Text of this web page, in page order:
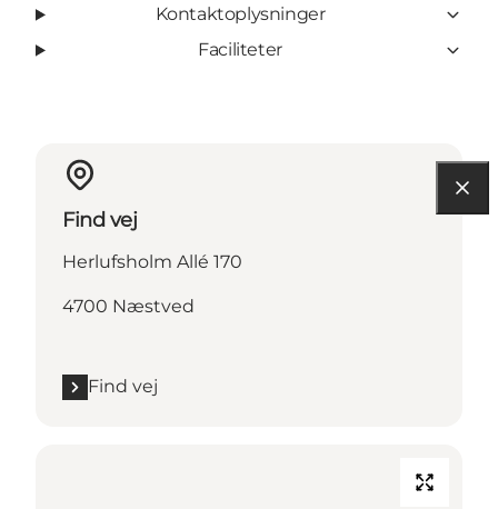
Kontaktoplysninger
Faciliteter
Find vej
Herlufsholm Allé 170
4700 Næstved
Find vej